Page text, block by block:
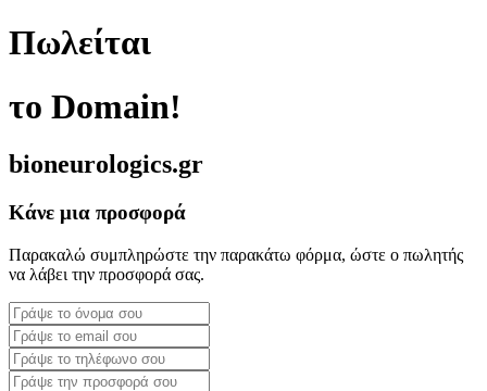
Πωλείται
το Domain!
bioneurologics.gr
Κάνε μια προσφορά
Παρακαλώ συμπληρώστε την παρακάτω φόρμα, ώστε ο πωλητής
να λάβει την προσφορά σας.